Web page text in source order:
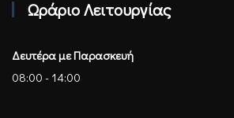
Ωράριο Λειτουργίας
Δευτέρα με Παρασκευή
08:00 - 14:00